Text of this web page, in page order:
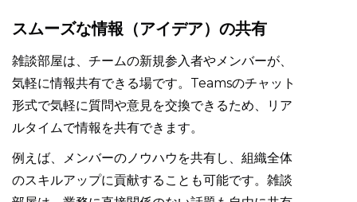
スムーズな情報（アイデア）の共有
雑談部屋は、チームの新規参入者やメンバーが、
気軽に情報共有できる場です。Teamsのチャット
形式で気軽に質問や意見を交換できるため、リア
ルタイムで情報を共有できます。
例えば、メンバーのノウハウを共有し、組織全体
のスキルアップに貢献することも可能です。雑談